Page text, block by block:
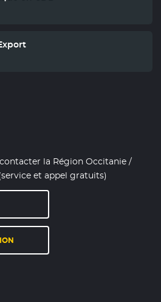
la Région Occitanie /
et appel gratuits)